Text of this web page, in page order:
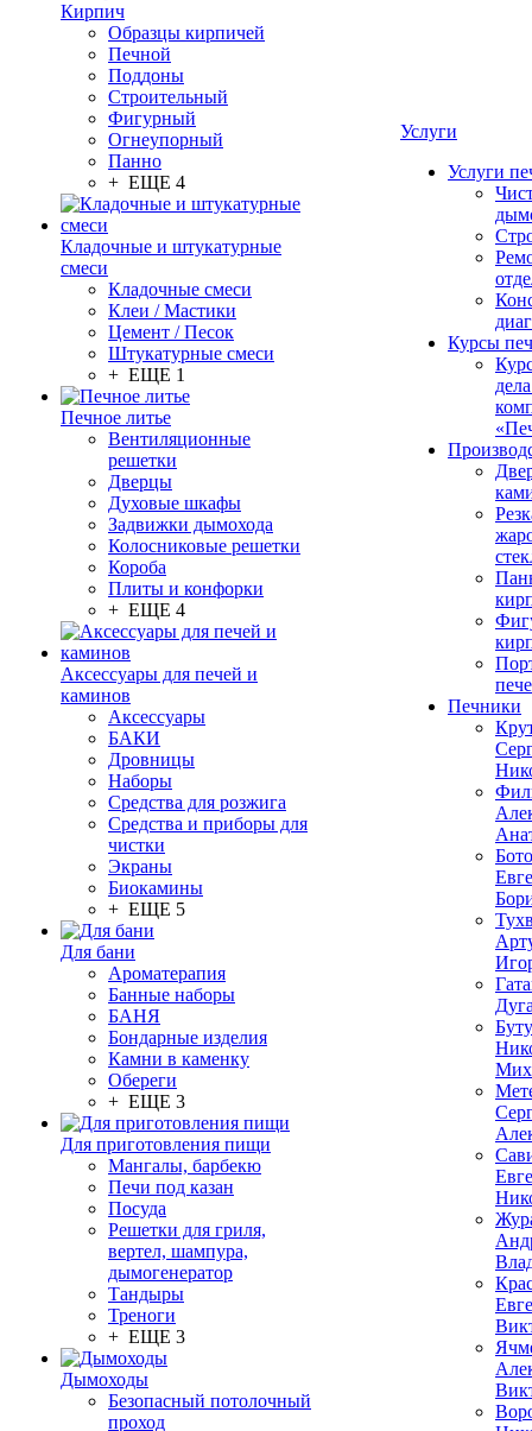
Кирпич
Образцы кирпичей
Печной
Поддоны
Строительный
Фигурный
Огнеупорный
Панно
+ ЕЩЕ 4
Кладочные и штукатурные
смеси
Кладочные смеси
Клеи / Мастики
Цемент / Песок
Штукатурные смеси
+ ЕЩЕ 1
Печное литье
Вентиляционные
решетки
Дверцы
Духовые шкафы
Задвижки дымохода
Колосниковые решетки
Короба
Плиты и конфорки
+ ЕЩЕ 4
Аксессуары для печей и
каминов
Аксессуары
БАКИ
Дровницы
Наборы
Средства для розжига
Средства и приборы для
чистки
Экраны
Биокамины
+ ЕЩЕ 5
Для бани
Ароматерапия
Банные наборы
БАНЯ
Бондарные изделия
Камни в каменку
Обереги
+ ЕЩЕ 3
Для приготовления пищи
Мангалы, барбекю
Печи под казан
Посуда
Решетки для гриля,
вертел, шампура,
дымогенератор
Тандыры
Треноги
+ ЕЩЕ 3
Дымоходы
Безопасный потолочный
проход
Услуги
Услуги
Курсы
Печники